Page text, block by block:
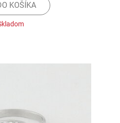
KOŠÍKA